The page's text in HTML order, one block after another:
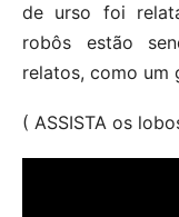
de urso foi
robôs estão
relatos, como um
( ASSISTA os